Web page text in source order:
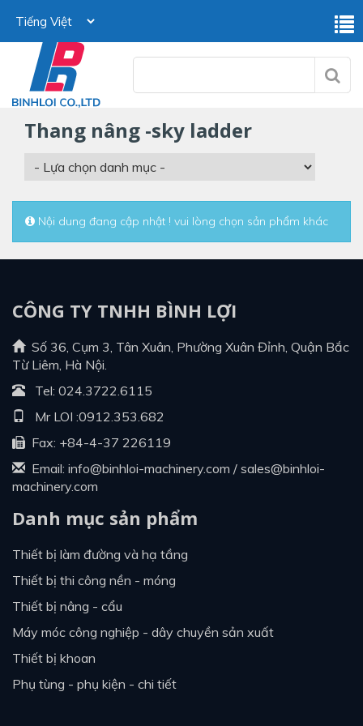
thang nâng -sky ladder
Nội dung đang cập nhật ! vui lòng chọn sản phẩm khác
CÔNG TY TNHH BÌNH LỢI
Số 36, Cụm 3, Tân Xuân, Phường Xuân Đỉnh, Quận Bắc
Từ Liêm, Hà Nội.
Tel: 024.3722.6115
Mr LOI :0912.353.682
Fax: +84-4-37 226119
Email: info@binhloi-machinery.com / sales@binhloi-
machinery.com
Danh mục sản phẩm
thiết bị làm đường và hạ tầng
thiết bị thi công nền - móng
thiết bị nâng - cẩu
máy móc công nghiệp - dây chuyền sản xuất
thiết bị khoan
phụ tùng - phụ kiện - chi tiết